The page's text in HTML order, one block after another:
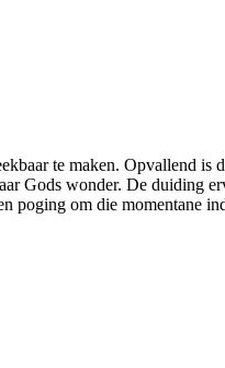
te maken. Opvallend
Gods wonder. De duiding
om die momentane